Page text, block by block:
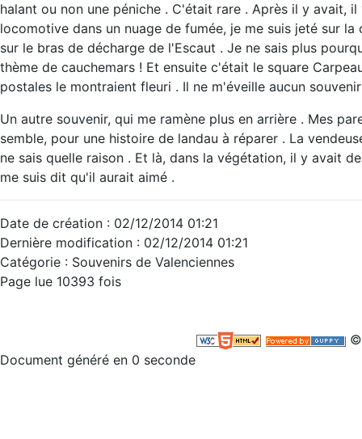
halant ou non une péniche . C'était rare . Après il y avait,
locomotive dans un nuage de fumée, je me suis jeté sur
sur le bras de décharge de l'Escaut . Je ne sais plus
thème de cauchemars ! Et ensuite c'était le square
postales le montraient fleuri . Il ne m'éveille aucun
Un autre souvenir, qui me ramène plus en arrière . Mes
semble, pour une histoire de landau à réparer . La
ne sais quelle raison . Et là, dans la végétation, il y avait
me suis dit qu'il aurait aimé .
Date de création : 02/12/2014 01:21
Dernière modification : 02/12/2014 01:21
Catégorie : Souvenirs de Valenciennes
Page lue 10393 fois
©
Document généré en 0 seconde